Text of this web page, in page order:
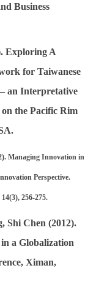
Business
Exploring A
for Taiwanese
an Interpretative
the Pacific Rim
Managing Innovation in
Perspective.
256-275.
Chen (2012).
a Globalization
Ximan,